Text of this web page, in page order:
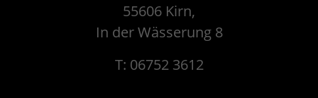
55606 Kirn,
In der Wässerung 8
T: 06752 3612